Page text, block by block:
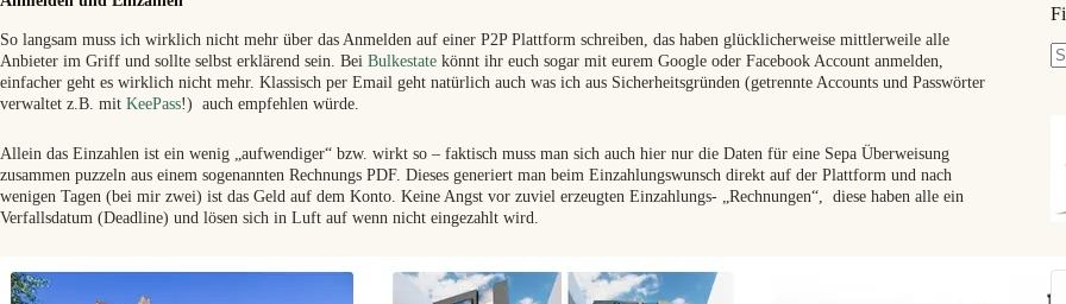
So langsam muss ich wirklich nicht mehr über das Anmelden auf einer P2P Plattform schreiben, das haben glücklicherweise mittlerweile alle
Anbieter im Griff und sollte selbst erklärend sein. Bei Bulkestate könnt ihr euch sogar mit eurem Google oder Facebook Account anmelden,
einfacher geht es wirklich nicht mehr. Klassisch per Email geht natürlich auch was ich aus Sicherheitsgründen (getrennte Accounts und Passwörter
verwaltet z.B. mit KeePass!) auch empfehlen würde.
Allein das Einzahlen ist ein wenig „aufwendiger“ bzw. wirkt so – faktisch muss man sich auch hier nur die Daten für eine Sepa Überweisung
zusammen puzzeln aus einem sogenannten Rechnungs PDF. Dieses generiert man beim Einzahlungswunsch direkt auf der Plattform und nach
wenigen Tagen (bei mir zwei) ist das Geld auf dem Konto. Keine Angst vor zuviel erzeugten Einzahlungs- „Rechnungen“, diese haben alle ein
Verfallsdatum (Deadline) und lösen sich in Luft auf wenn nicht eingezahlt wird.